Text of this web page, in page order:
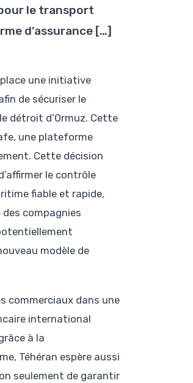
le transport
d’assurance […]
une initiative
de sécuriser le
détroit d’Ormuz. Cette
une plateforme
Cette décision
le contrôle
fiable et rapide,
compagnies
modèle de
commerciaux dans une
international
à la
Téhéran espère aussi
seulement de garantir